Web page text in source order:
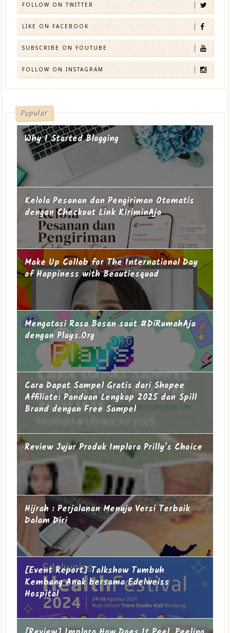
FOLLOW ON TWITTER
LIKE ON FACEBOOK
SUBSCRIBE ON YOUTUBE
FOLLOW ON INSTAGRAM
Popular
Why I Started Blogging
Kelola Pesanan dan Pengiriman Otomatis
dengan Checkout Link KiriminAja
Make Up Collab for The International Day
of Happiness with Beautiesquad
Mengatasi Rasa Bosan saat #DiRumahAja
dengan Plays.Org
Cara Dapat Sampel Gratis dari Shopee
Affiliate: Panduan Lengkap 2025 dan Spill
Brand dengan Free Sampel
Review Jujur Produk Implora Prilly's Choice
Hijrah : Perjalanan Menuju Versi Terbaik
Dalam Diri
[Event Report] Talkshow Tumbuh
Kembang Anak bersama Edelweiss
Hospital